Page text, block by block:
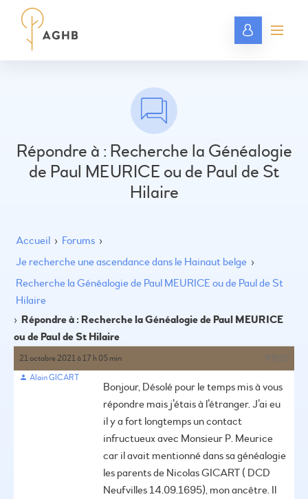
Répondre à : Recherche la Généalogie
de Paul MEURICE ou de Paul de St
Hilaire
Accueil › Forums ›
Je recherche une ascendance dans le Hainaut belge ›
Recherche la Généalogie de Paul MEURICE ou de Paul de St
Hilaire
› Répondre à : Recherche la Généalogie de Paul MEURICE
ou de Paul de St Hilaire
21 octobre 2021 à 17 h 05 min
Alain GICART
Bonjour, Désolé pour le temps mis à vous
répondre mais j’étais à l’étranger.J’ai eu
il y a fort longtemps un contact
infructueux avec Monsieur P. Meurice
car il avait mentionné dans sa généalogie
les parents de Nicolas GICART ( DCD
Neufvilles 14.09.1695), mon ancêtre. Il